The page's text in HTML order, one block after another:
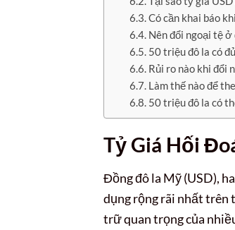
Có cần khai báo
Nên đổi ngoại tệ
50 triệu đô la có
Rủi ro nào khi đổi
Làm thế nào để
50 triệu đô la có
Tỷ Giá Hối
Đồng đô la Mỹ (USD),
dụng rộng rãi nhất trên
trữ quan trọng của